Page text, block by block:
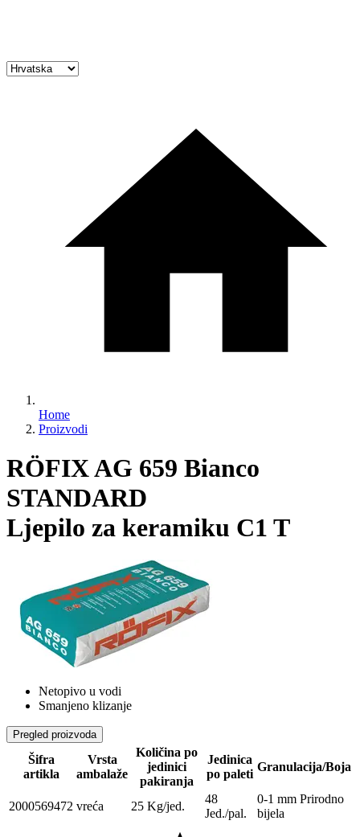
Home
Proizvodi
RÖFIX AG 659 Bianco
STANDARD
Ljepilo za keramiku C1 T
Netopivo u vodi
Smanjeno klizanje
Pregled proizvoda
Šifra
artikla
Vrsta
ambalaže
Količina po
jedinici
pakiranja
Jedinica
po paleti
Granulacija/Boja
2000569472 vreća 25 Kg/jed.
48
Jed./pal.
0-1 mm Prirodno
bijela